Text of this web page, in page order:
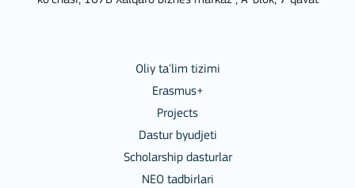
Oliy ta'lim tizimi
Erasmus+
Projects
Dastur byudjeti
Scholarship dasturlar
NEO tadbirlari